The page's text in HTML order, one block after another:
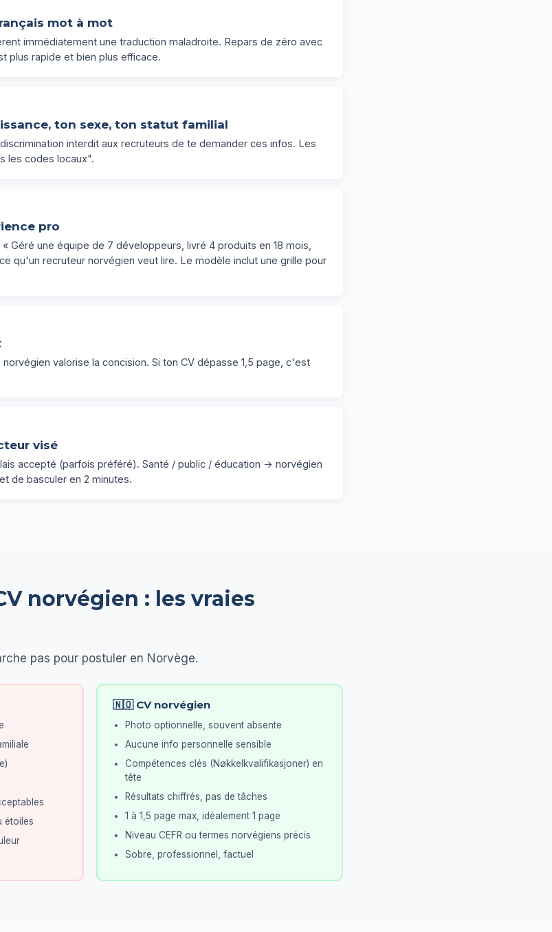
mot à mot
immédiatement une traduction maladroite. Repars de zéro avec
plus rapide et bien plus efficace.
ton sexe, ton statut familial
interdit aux recruteurs de te demander ces infos. Les
les codes locaux".
pro
Géré une équipe de 7 développeurs, livré 4 produits en 18 mois,
qu'un recruteur norvégien veut lire. Le modèle inclut une grille pour
valorise la concision. Si ton CV dépasse 1,5 page, c'est
visé
accepté (parfois préféré). Santé / public / éducation → norvégien
de basculer en 2 minutes.
norvégien : les vraies
pas pour postuler en Norvège.
étoiles
🇳🇴 CV norvégien
Photo optionnelle, souvent absente
Aucune info personnelle sensible
Compétences clés (Nøkkelkvalifikasjoner) en
tête
Résultats chiffrés, pas de tâches
1 à 1,5 page max, idéalement 1 page
Niveau CEFR ou termes norvégiens précis
Sobre, professionnel, factuel